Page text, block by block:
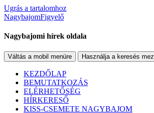
Ugrás a tartalomhoz
NagybajomFigyelő
Nagybajomi hírek oldala
Váltás a mobil menüre Használja a keresés
KEZDŐLAP
BEMUTATKOZÁS
ELÉRHETŐSÉG
HÍRKERESŐ
KISS-CSEMETE NAGYBAJOM